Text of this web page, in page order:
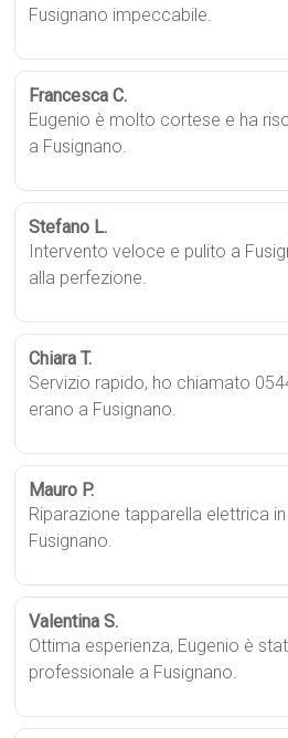
Fusignano impeccabile.
Francesca C.
Eugenio è molto cortese e ha
a Fusignano.
Stefano L.
Intervento veloce e pulito a
alla perfezione.
Chiara T.
Servizio rapido, ho chiamato
erano a Fusignano.
Mauro P.
Riparazione tapparella elettrica
Fusignano.
Valentina S.
Ottima esperienza, Eugenio è
professionale a Fusignano.